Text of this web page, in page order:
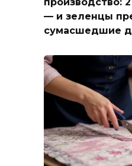
— и зеленцы
сумасшедшие